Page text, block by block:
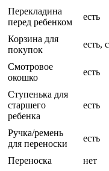
Перекладина
перед ребенком
есть
Корзина для
покупок
есть,
Смотровое
окошко
есть
Ступенька для
старшего
ребенка
есть
Ручка/ремень
для переноски
есть
Переноска нет